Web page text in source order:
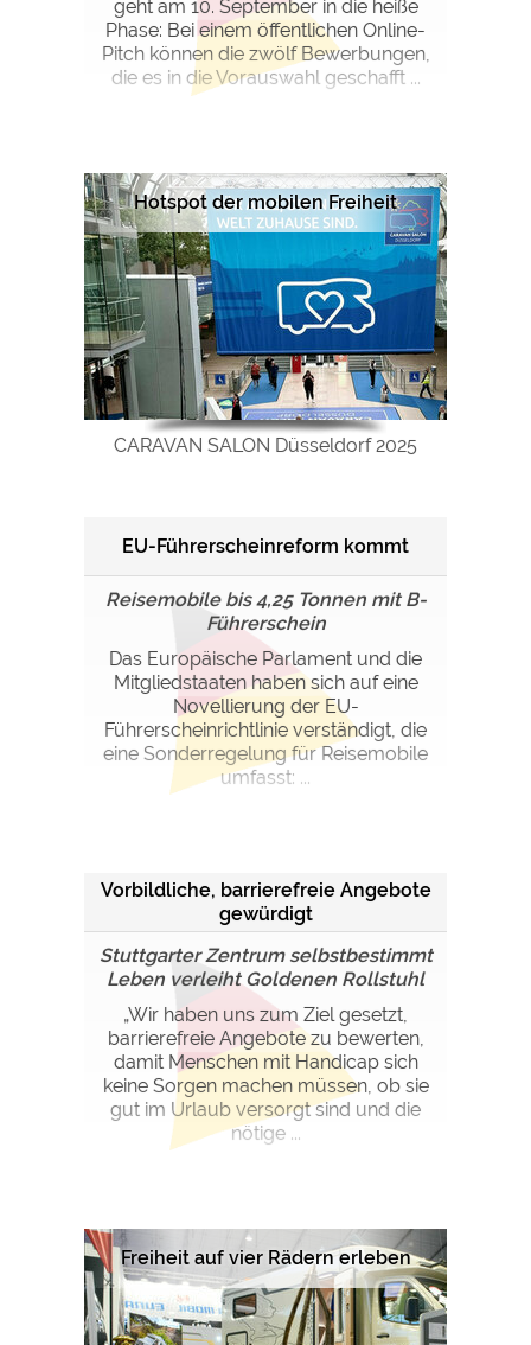
geht am 10. September in die heiße
Phase: Bei einem öffentlichen Online-
Pitch können die zwölf Bewerbungen,
die es in die Vorauswahl geschafft ...
Hotspot der mobilen Freiheit
CARAVAN SALON Düsseldorf 2025
EU-Führerscheinreform kommt
Reisemobile bis 4,25 Tonnen mit B-
Führerschein
Das Europäische Parlament und die
Mitgliedstaaten haben sich auf eine
Novellierung der EU-
Führerscheinrichtlinie verständigt, die
eine Sonderregelung für Reisemobile
umfasst: ...
Vorbildliche, barrierefreie Angebote
gewürdigt
Stuttgarter Zentrum selbstbestimmt
Leben verleiht Goldenen Rollstuhl
„Wir haben uns zum Ziel gesetzt,
barrierefreie Angebote zu bewerten,
damit Menschen mit Handicap sich
keine Sorgen machen müssen, ob sie
gut im Urlaub versorgt sind und die
nötige ...
Freiheit auf vier Rädern erleben